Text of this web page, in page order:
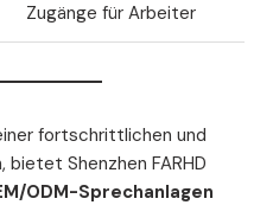
Zugänge für Arbeiter
fortschrittlichen und
bietet Shenzhen FARHD
ODM-Sprechanlagen